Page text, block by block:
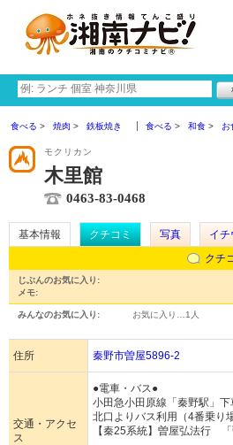
食べる 焼肉 鉄板焼き 食べる 和食 お
モクリカン
木里館
0463-83-0468
基本情報 クチコミ 写真
イチ
クチ
じぶんのお気に入り:
メモ:
みんなのお気に入り: お気に入り… 1人
住所 秦野市曽屋5896-2
交通・アクセ
ス
●電車・バス●
小田急小田原線「秦野駅」下
北口よりバス利用（4番乗り場
【秦25系統】曽屋弘法行